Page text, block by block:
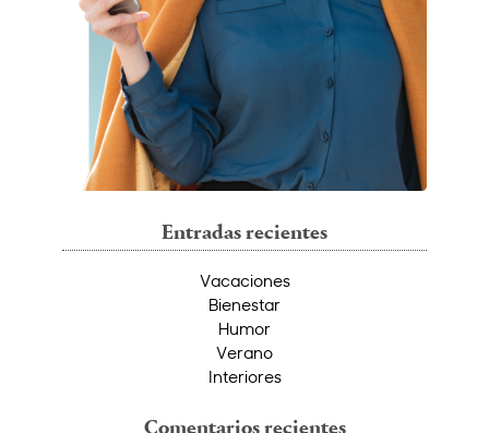
Entradas recientes
Vacaciones
Bienestar
Humor
Verano
Interiores
Comentarios recientes